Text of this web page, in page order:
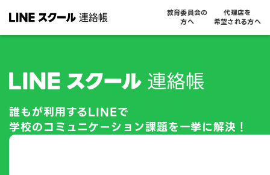
教育委員会の
方へ
代理店を
希望される方へ
誰もが利用するLINEで
学校のコミュニケーション課題を一挙に解決！